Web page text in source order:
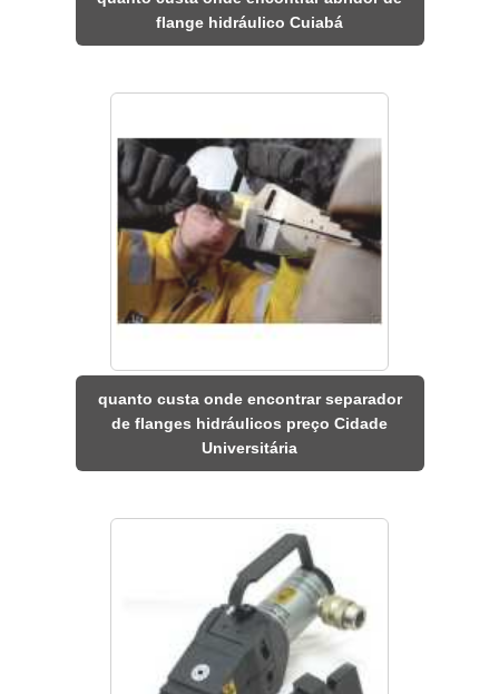
flange hidráulico Cuiabá
quanto custa onde encontrar separador
de flanges hidráulicos preço Cidade
Universitária